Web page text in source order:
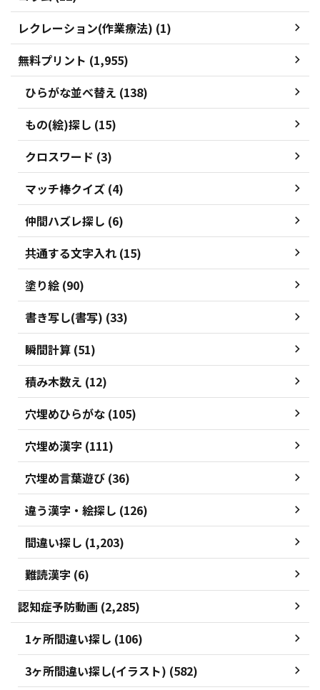
レクレーション(作業療法) (1)
無料プリント (1,955)
ひらがな並べ替え (138)
もの(絵)探し (15)
クロスワード (3)
マッチ棒クイズ (4)
仲間ハズレ探し (6)
共通する文字入れ (15)
塗り絵 (90)
書き写し(書写) (33)
瞬間計算 (51)
積み木数え (12)
穴埋めひらがな (105)
穴埋め漢字 (111)
穴埋め言葉遊び (36)
違う漢字・絵探し (126)
間違い探し (1,203)
難読漢字 (6)
認知症予防動画 (2,285)
1ヶ所間違い探し (106)
3ヶ所間違い探し(イラスト) (582)